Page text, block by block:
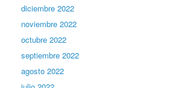
diciembre 2022
noviembre 2022
octubre 2022
septiembre 2022
agosto 2022